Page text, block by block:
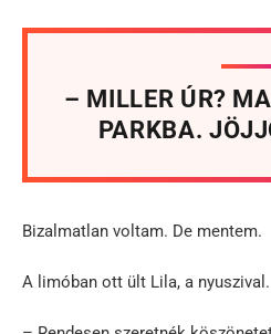
– MILLER ÚR?
PARKBA.
Bizalmatlan voltam. De mentem.
A limóban ott ült Lila, a